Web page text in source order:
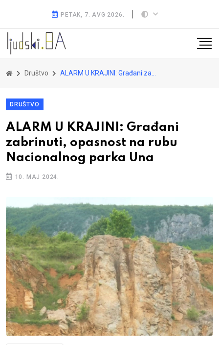
PETAK, 7. AVG 2026.
Društvo ALARM U KRAJINI: Građani zabrinuti, opasnost na rubu Nacionalnog parka Una
DRUŠTVO
ALARM U KRAJINI: Građani
zabrinuti, opasnost na rubu
Nacionalnog parka Una
10. MAJ 2024.